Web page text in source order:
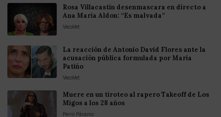
Rosa Villacastín desenmascara en directo a
Ana María Aldon: “Es malvada”
VecoVet
La reacción de Antonio David Flores ante la
acusación pública formulada por María
Patiño
VecoVet
Muere en un tiroteo al rapero Takeoff de Los
Migos a los 28 años
Perro Páramo